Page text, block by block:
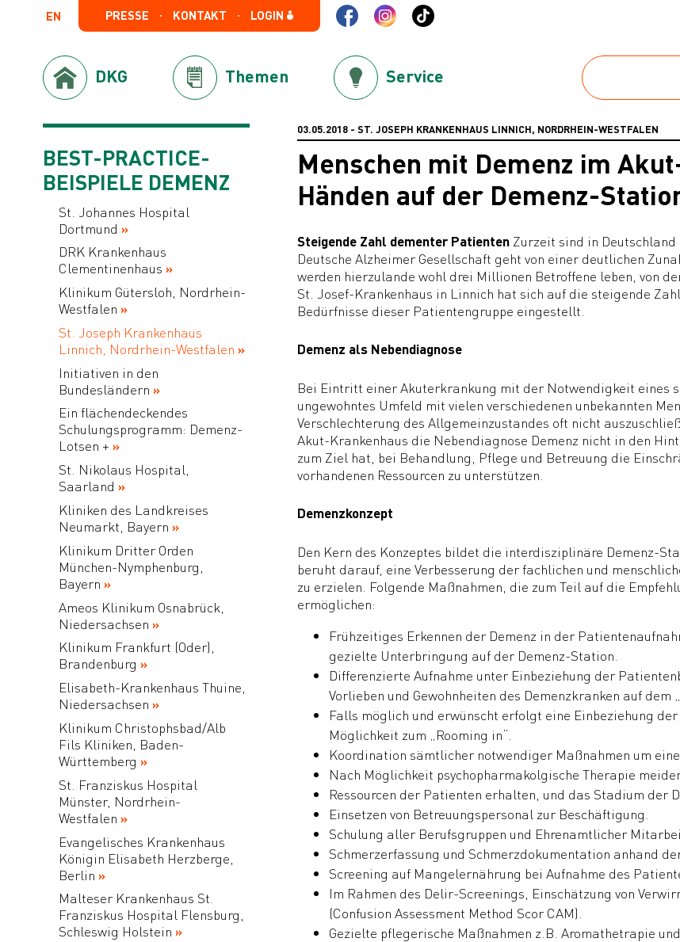
EN PRESSE KONTAKT LOGIN
DKG Themen Service
03.05.2018 - ST. JOSEPH KRANKENHAUS LINNICH, NORDRHEIN-WESTFALEN
Menschen mit Demenz im
Händen auf der Demenz-
Steigende Zahl dementer Patienten Zurzeit sind in
Deutsche Alzheimer Gesellschaft geht von einer deutlichen
werden hierzulande wohl drei Millionen Betroffene leben, von
St. Josef-Krankenhaus in Linnich hat sich auf die steigende
Bedürfnisse dieser Patientengruppe eingestellt.
Demenz als Nebendiagnose
Bei Eintritt einer Akuterkrankung mit der Notwendigkeit eines
ungewohntes Umfeld mit vielen verschiedenen unbekannten
Verschlechterung des Allgemeinzustandes oft nicht
Akut-Krankenhaus die Nebendiagnose Demenz nicht in den
zum Ziel hat, bei Behandlung, Pflege und Betreuung die
vorhandenen Ressourcen zu unterstützen.
Demenzkonzept
Den Kern des Konzeptes bildet die interdisziplinäre Demenz-
beruht darauf, eine Verbesserung der fachlichen und
zu erzielen. Folgende Maßnahmen, die zum Teil auf die
ermöglichen:
Frühzeitiges Erkennen der Demenz in der
gezielte Unterbringung auf der Demenz-Station.
Differenzierte Aufnahme unter Einbeziehung der
Vorlieben und Gewohnheiten des Demenzkranken auf
Falls möglich und erwünscht erfolgt eine Einbeziehung
Möglichkeit zum „Rooming in“.
Koordination sämtlicher notwendiger Maßnahmen um
Nach Möglichkeit psychopharmakolgische Therapie
Ressourcen der Patienten erhalten, und das Stadium der
Einsetzen von Betreuungspersonal zur Beschäftigung.
Schulung aller Berufsgruppen und Ehrenamtlicher
Schmerzerfassung und Schmerzdokumentation anhand
Screening auf Mangelernährung bei Aufnahme des
Im Rahmen des Delir-Screenings, Einschätzung von
(Confusion Assessment Method Scor CAM).
Gezielte pflegerische Maßnahmen z.B. Aromathetrapie
BEST-PRACTICE-
BEISPIELE DEMENZ
St. Johannes Hospital
Dortmund
DRK Krankenhaus
Clementinenhaus
Klinikum Gütersloh, Nordrhein-
Westfalen
St. Joseph Krankenhaus
Linnich, Nordrhein-Westfalen
Initiativen in den
Bundesländern
Ein flächendeckendes
Schulungsprogramm: Demenz-
Lotsen +
St. Nikolaus Hospital,
Saarland
Kliniken des Landkreises
Neumarkt, Bayern
Klinikum Dritter Orden
München-Nymphenburg,
Bayern
Ameos Klinikum Osnabrück,
Niedersachsen
Klinikum Frankfurt (Oder),
Brandenburg
Elisabeth-Krankenhaus Thuine,
Niedersachsen
Klinikum Christophsbad/Alb
Fils Kliniken, Baden-
Württemberg
St. Franziskus Hospital
Münster, Nordrhein-
Westfalen
Evangelisches Krankenhaus
Königin Elisabeth Herzberge,
Berlin
Malteser Krankenhaus St.
Franziskus Hospital Flensburg,
Schleswig Holstein